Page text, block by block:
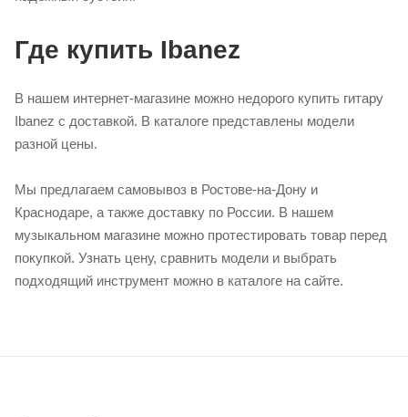
Где купить Ibanez
В нашем интернет-магазине можно недорого купить гитару
Ibanez с доставкой. В каталоге представлены модели
разной цены.
Мы предлагаем самовывоз в Ростове-на-Дону и
Краснодаре, а также доставку по России. В нашем
музыкальном магазине можно протестировать товар перед
покупкой. Узнать цену, сравнить модели и выбрать
подходящий инструмент можно в каталоге на сайте.